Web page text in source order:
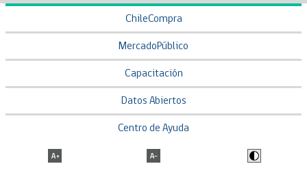
ChileCompra
MercadoPúblico
Capacitación
Datos Abiertos
Centro de Ayuda